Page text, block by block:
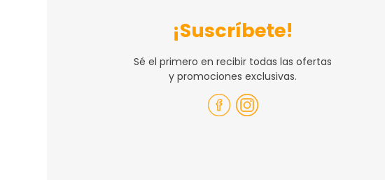
¡Suscríbete!
Sé el primero en recibir todas las ofertas
y promociones exclusivas.